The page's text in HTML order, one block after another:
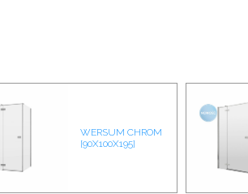
WERSUM CHROM
[90X100X195]